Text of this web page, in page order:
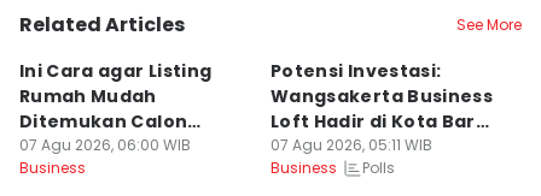
Related Articles See More
Ini Cara agar Listing
Rumah Mudah
Ditemukan Calon
Pembeli
07 Agu 2026, 06:00 WIB
Business
Potensi Investasi:
Wangsakerta Business
Loft Hadir di Kota Baru
Parahyangan
07 Agu 2026, 05:11 WIB
Business
Polls